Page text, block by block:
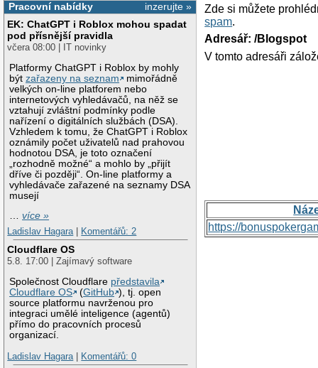
inzerujte »
Pracovní nabídky
EK: ChatGPT i Roblox mohou spadat
pod přísnější pravidla
včera 08:00 | IT novinky
Platformy ChatGPT i Roblox by mohly
býtzařazeny na seznam
mimořádně
velkých on-line platforem nebo
internetových vyhledávačů, na něž se
vztahují zvláštní podmínky podle
nařízení o digitálních službách (DSA).
Vzhledem k tomu, že ChatGPT i Roblox
oznámily počet uživatelů nad prahovou
hodnotou DSA, je toto označení
„rozhodně možné“ a mohlo by „přijít
dříve či později“. On-line platformy a
vyhledávače zařazené na seznamy DSA
musejí
…více »
Ladislav Hagara
Komentářů: 2
Cloudflare OS
5.8. 17:00 | Zajímavý software
Společnost Cloudflare představila
Cloudflare OS
(GitHub ), tj. open
source platformu navrženou pro
integraci umělé inteligence (agentů)
přímo do pracovních procesů
organizací.
Ladislav Hagara
Komentářů: 0
Zde si můžete
spam.
Adresář: /Blogspot
V tomto adresáři
https://